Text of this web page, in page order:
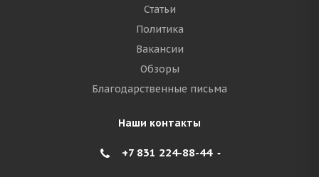
Статьи
Политика
Вакансии
Обзоры
Благодарственные письма
Наши контакты
+7 831 224-88-44